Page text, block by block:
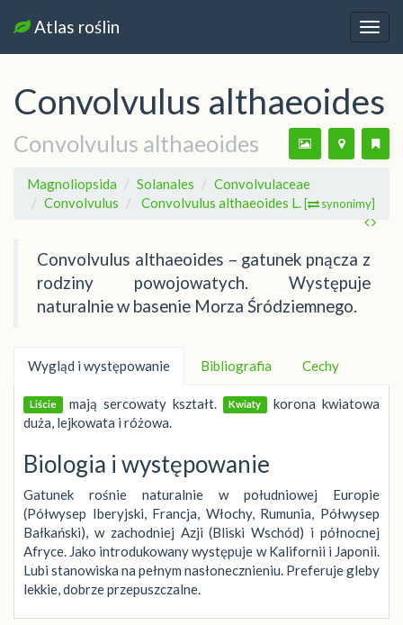
Atlas roślin
Convolvulus althaeoides
Convolvulus althaeoides
Magnoliopsida Solanales
Convolvulaceae
Convolvulus
Convolvulus althaeoides L. [ synonimy]
Convolvulus althaeoides – gatunek pnącza z
rodziny powojowatych. Występuje
naturalnie w basenie Morza Śródziemnego.
Wygląd i występowanie Bibliografia Cechy
Liście mają sercowaty kształt. Kwiaty
korona kwiatowa
duża, lejkowata i różowa.
Biologia i występowanie
Gatunek rośnie naturalnie w południowej Europie
(Półwysep Iberyjski, Francja, Włochy, Rumunia, Półwysep
Bałkański), w zachodniej Azji (Bliski Wschód) i północnej
Afryce. Jako introdukowany występuje w Kalifornii i Japonii.
Lubi stanowiska na pełnym nasłonecznieniu. Preferuje gleby
lekkie, dobrze przepuszczalne.